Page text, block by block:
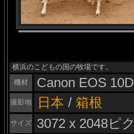
横浜のこどもの国の牧場です。
機材
Canon EOS
撮影地 日本 / 箱根
サイズ 3072 x 2048ピ